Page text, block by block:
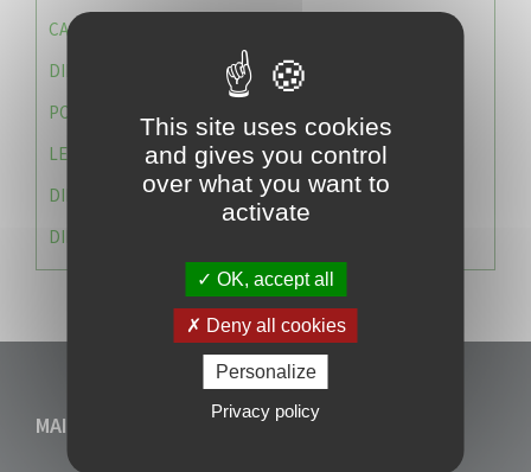
CAISSE DES ÉCOLES
DIRECTION DES SERVICES TECHNIQUES
POLICE MUNICIPALE
LE CABINET DU MAIRE
DIRECTION DES RESSOURCES ET MOYENS
DIRECTION DU DEVELLOPPEMENT URBAIN DURABL
MAIRIE DU VAUCLIN
This site uses cookies
and gives you control
over what you want to
activate
OK, accept all
Deny all cookies
Personalize
Privacy policy